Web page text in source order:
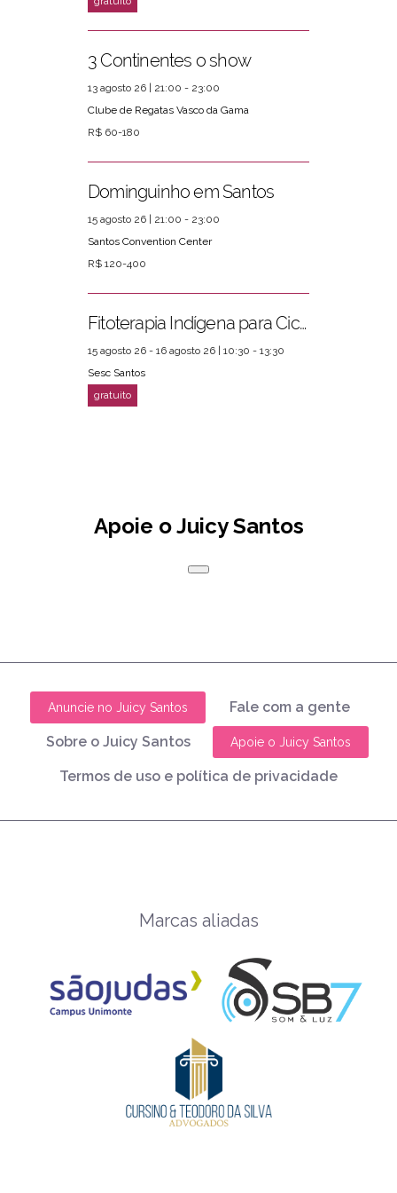
3 Continentes o show
13 agosto 26 | 21:00 - 23:00
Clube de Regatas Vasco da Gama
R$ 60-180
Dominguinho em Santos
15 agosto 26 | 21:00 - 23:00
Santos Convention Center
R$ 120-400
Fitoterapia Indígena para Ciclos Femininos
15 agosto 26 - 16 agosto 26 | 10:30 - 13:30
Sesc Santos
Apoie o Juicy Santos
Anuncie no Juicy Santos Fale com a gente
Sobre o Juicy Santos Apoie o Juicy Santos
Termos de uso e política de privacidade
Marcas aliadas